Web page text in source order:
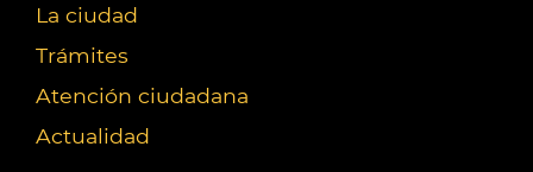
La ciudad
Trámites
Atención ciudadana
Actualidad